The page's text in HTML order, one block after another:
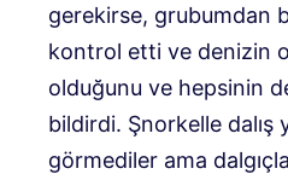
gerekirse, grubumdan
kontrol etti ve denizin
olduğunu ve hepsinin
bildirdi. Şnorkelle dalış
görmediler ama